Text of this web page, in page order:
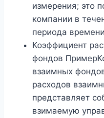
измерения; это
компании в
периода
Коэффициент
фондов
взаимных
расходов
представляет
взимаемую